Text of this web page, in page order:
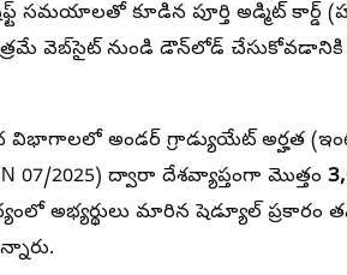
షిఫ్ట్ సమయాలతో కూడిన పూర్తి అడ్మిట్ కార్డ్
వెబ్‌సైట్ నుండి డౌన్‌లోడ్ చేసుకోవడానికి
అండర్ గ్రాడ్యుయేట్ అర్హత
07/2025) ద్వారా దేశవ్యాప్తంగా మొత్తం
అభ్యర్థులు మారిన షెడ్యూల్ ప్రకారం